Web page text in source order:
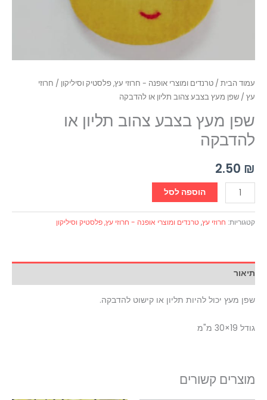
עמוד הבית / טרנדים ומוצרי אופנה - חרוזי עץ, פלסטיק וסיליקון / חרוזי
עץ / שפן מעץ בצבע צהוב תליון או להדבקה
שפן מעץ בצבע צהוב תליון או
להדבקה
2.50 ₪
הוספה לסל
קטגוריות: חרוזי עץ,טרנדים ומוצרי אופנה - חרוזי עץ, פלסטיק וסיליקון
תיאור
שפן מעץ יכול להיות תליון או קישוט להדבקה.
גודל 19×30 מ"מ
מוצרים קשורים